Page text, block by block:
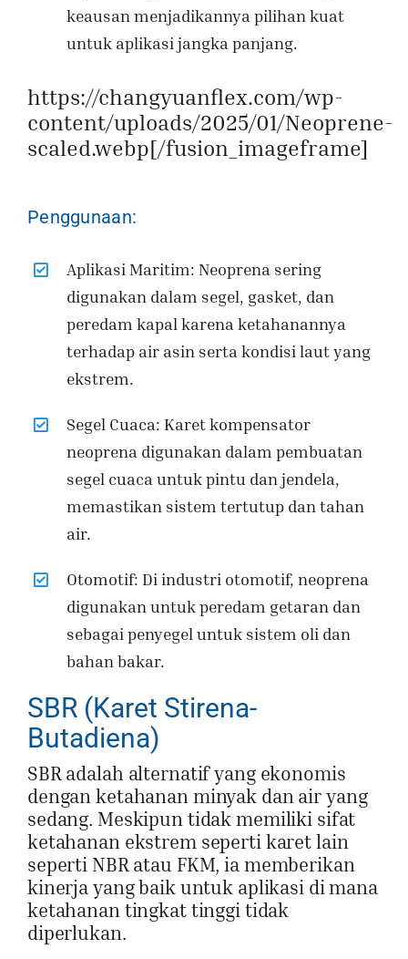
keausan menjadikannya pilihan kuat
untuk aplikasi jangka panjang.
https://changyuanflex.com/wp-
content/uploads/2025/01/Neoprene-
scaled.webp[/fusion_imageframe]
Penggunaan:
Aplikasi Maritim: Neoprena sering
digunakan dalam segel, gasket, dan
peredam kapal karena ketahanannya
terhadap air asin serta kondisi laut yang
ekstrem.
Segel Cuaca: Karet kompensator
neoprena digunakan dalam pembuatan
segel cuaca untuk pintu dan jendela,
memastikan sistem tertutup dan tahan
air.
Otomotif: Di industri otomotif, neoprena
digunakan untuk peredam getaran dan
sebagai penyegel untuk sistem oli dan
bahan bakar.
SBR (Karet Stirena-
Butadiena)
SBR adalah alternatif yang ekonomis
dengan ketahanan minyak dan air yang
sedang. Meskipun tidak memiliki sifat
ketahanan ekstrem seperti karet lain
seperti NBR atau FKM, ia memberikan
kinerja yang baik untuk aplikasi di mana
ketahanan tingkat tinggi tidak
diperlukan.